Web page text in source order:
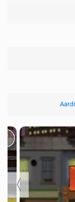
〉